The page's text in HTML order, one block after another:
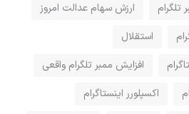
تلگرام
ارزش سهام عدالت امروز
استقلال
افزایش ممبر تلگرام واقعی
اکسپلورر اینستاگرام